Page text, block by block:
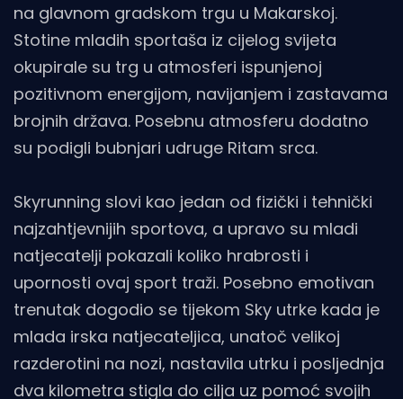
na glavnom gradskom trgu u Makarskoj.
Stotine mladih sportaša iz cijelog svijeta
okupirale su trg u atmosferi ispunjenoj
pozitivnom energijom, navijanjem i zastavama
brojnih država. Posebnu atmosferu dodatno
su podigli bubnjari udruge Ritam srca.
Skyrunning slovi kao jedan od fizički i tehnički
najzahtjevnijih sportova, a upravo su mladi
natjecatelji pokazali koliko hrabrosti i
upornosti ovaj sport traži. Posebno emotivan
trenutak dogodio se tijekom Sky utrke kada je
mlada irska natjecateljica, unatoč velikoj
razderotini na nozi, nastavila utrku i posljednja
dva kilometra stigla do cilja uz pomoć svojih